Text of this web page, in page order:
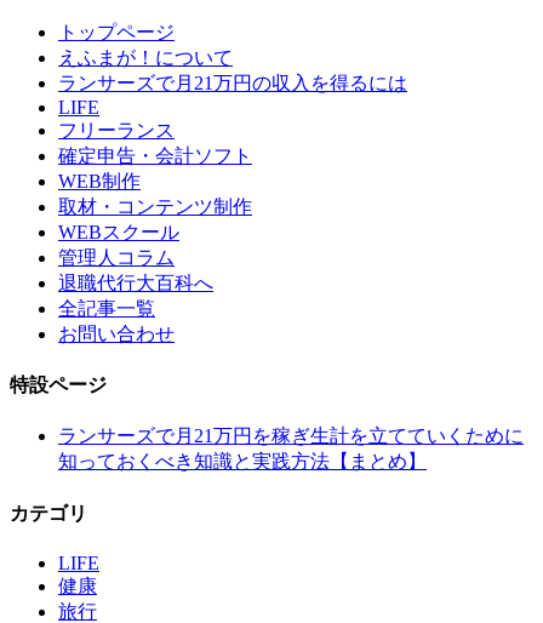
トップページ
えふまが！について
ランサーズで月21万円の収入を得るには
LIFE
フリーランス
確定申告・会計ソフト
WEB制作
取材・コンテンツ制作
WEBスクール
管理人コラム
退職代行大百科へ
全記事一覧
お問い合わせ
特設ページ
ランサーズで月21万円を稼ぎ生計を立てていくために
知っておくべき知識と実践方法【まとめ】
カテゴリ
LIFE
健康
旅行